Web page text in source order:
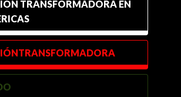
TRANSFORMADORA EN